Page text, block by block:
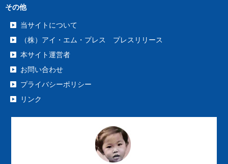
その他
当サイトについて
（株）アイ・エム・プレス プレスリリース
本サイト運営者
お問い合わせ
プライバシーポリシー
リンク